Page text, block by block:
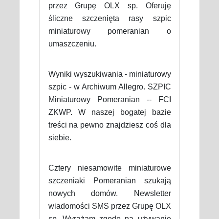
przez Grupę OLX sp. Oferuję
śliczne szczenięta rasy szpic
miniaturowy pomeranian o
umaszczeniu.
Wyniki wyszukiwania - miniaturowy
szpic - w Archiwum Allegro. SZPIC
Miniaturowy Pomeranian -- FCI
ZKWP. W naszej bogatej bazie
treści na pewno znajdziesz coś dla
siebie.
Cztery niesamowite miniaturowe
szczeniaki Pomeranian szukają
nowych domów. Newsletter
wiadomości SMS przez Grupę OLX